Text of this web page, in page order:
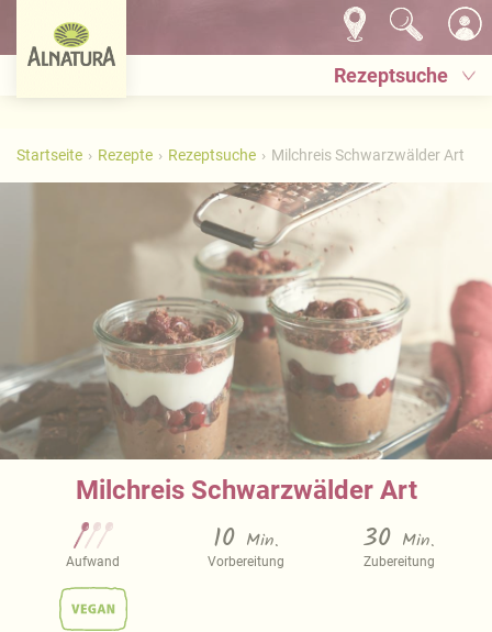
Rezeptsuche
Startseite Rezepte Rezeptsuche Milchreis Schwarzwälder Art
Milchreis Schwarzwälder Art
Aufwand
10 Min.
Vorbereitung
30 Min.
Zubereitung